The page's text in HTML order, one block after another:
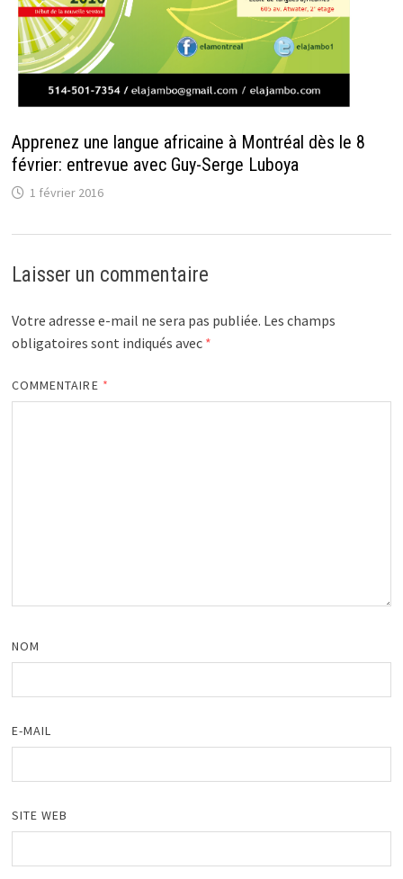
Apprenez une langue africaine à Montréal dès le 8
février: entrevue avec Guy-Serge Luboya
1 février 2016
Laisser un commentaire
Votre adresse e-mail ne sera pas publiée. Les champs
obligatoires sont indiqués avec *
COMMENTAIRE *
NOM
E-MAIL
SITE WEB